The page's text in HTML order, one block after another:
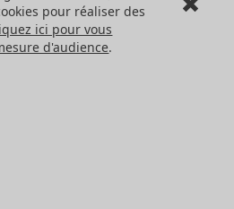
pour réaliser des
ici pour vous
d'audience.